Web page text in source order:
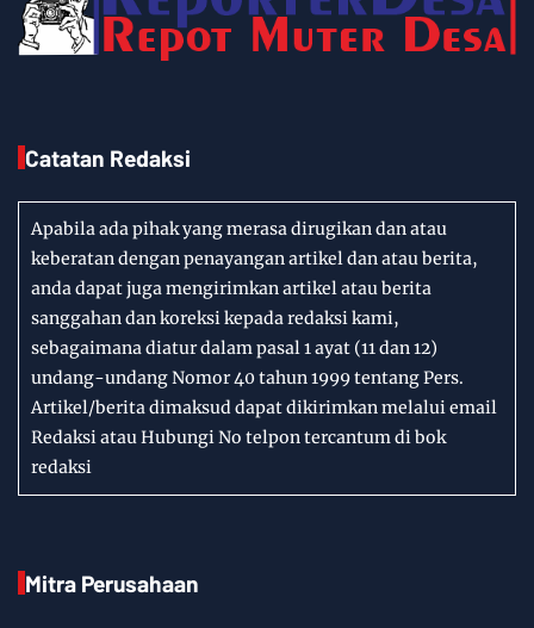
Catatan Redaksi
Apabila ada pihak yang merasa dirugikan dan atau
keberatan dengan penayangan artikel dan atau berita,
anda dapat juga mengirimkan artikel atau berita
sanggahan dan koreksi kepada redaksi kami,
sebagaimana diatur dalam pasal 1 ayat (11 dan 12)
undang-undang Nomor 40 tahun 1999 tentang Pers.
Artikel/berita dimaksud dapat dikirimkan melalui email
Redaksi atau Hubungi No telpon tercantum di bok
redaksi
Mitra Perusahaan